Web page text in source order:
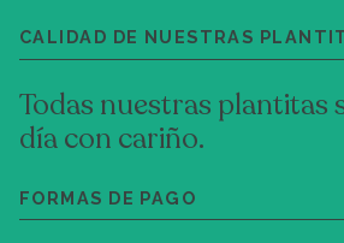
CALIDAD DE NUESTRAS
Todas nuestras plantitas
día con cariño.
FORMAS DE PAGO